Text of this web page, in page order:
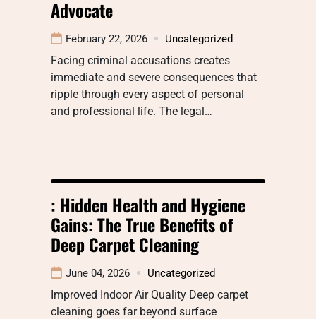
Advocate
February 22, 2026 Uncategorized
Facing criminal accusations creates
immediate and severe consequences that
ripple through every aspect of personal
and professional life. The legal…
: Hidden Health and Hygiene
Gains: The True Benefits of
Deep Carpet Cleaning
June 04, 2026 Uncategorized
Improved Indoor Air Quality Deep carpet
cleaning goes far beyond surface